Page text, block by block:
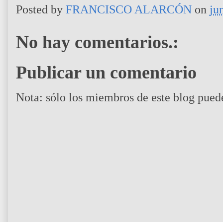
Posted by FRANCISCO ALARCÓN on
No hay comentarios.:
Publicar un comentario
Nota: sólo los miembros de este blog